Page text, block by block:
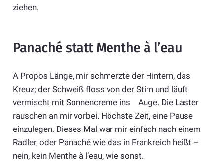
ziehen.
Panaché statt Menthe à l’eau
A Propos Länge, mir schmerzte der Hintern, das
Kreuz; der Schweiß floss von der Stirn und läuft
vermischt mit Sonnencreme ins Auge. Die Laster
rauschen an mir vorbei. Höchste Zeit, eine Pause
einzulegen. Dieses Mal war mir einfach nach einem
Radler, oder Panaché wie das in Frankreich heißt –
nein, kein Menthe à l’eau, wie sonst.